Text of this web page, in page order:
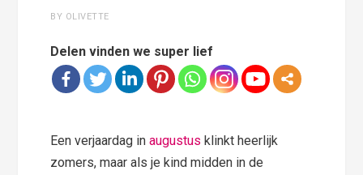
BY OLIVETTE
Delen vinden we super lief
Een verjaardag inaugustus klinkt heerlijk
zomers, maar als je kind midden in de